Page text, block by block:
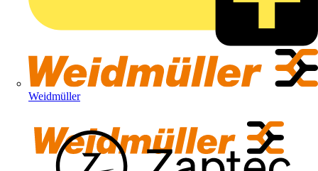
Weidmüller